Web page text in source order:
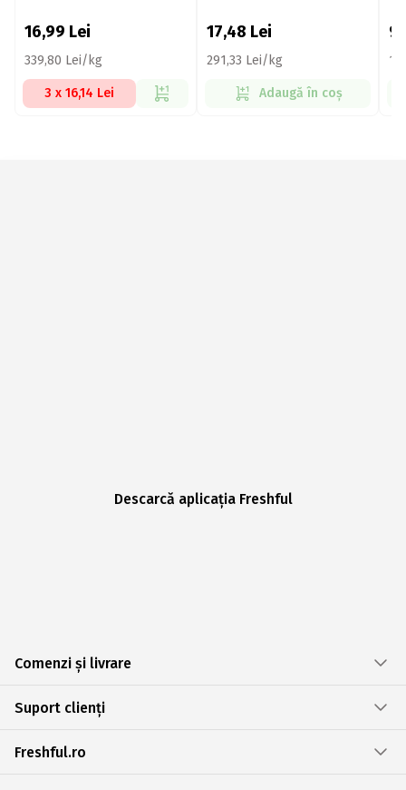
16,99 Lei
339,80 Lei/kg
3 x 16,14 Lei
17,48 Lei
291,33 Lei/kg
Adaugă în coș
Descarcă aplicația Freshful
Comenzi și livrare
Suport clienți
Freshful.ro